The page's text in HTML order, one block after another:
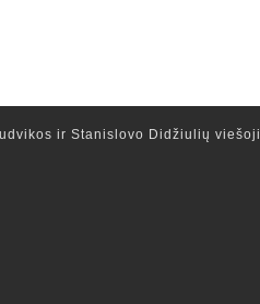
ir Stanislovo Didžiulių viešoji